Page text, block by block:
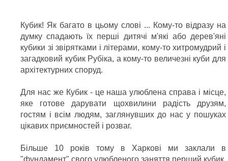
Кубик! Як багато в цьому слові ... Кому-то відразу на
думку спадають їх перші дитячі м'які або дерев'яні
кубики зі звірятками і літерами, кому-то хитромудрий і
загадковий кубик Рубіка, а кому-то величезні куби для
архітектурних споруд.
Для нас же Кубик - це наша улюблена справа і місце,
яке готове дарувати щохвилини радість друзям,
гостям і всім людям, заглянувших до нас у пошуках
цікавих приємностей і розваг.
Більше 10 років тому в Харкові ми заклали в